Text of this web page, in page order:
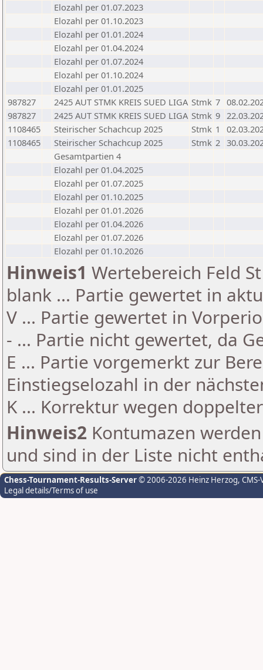
Elozahl per 01.07.2023
Elozahl per 01.10.2023
Elozahl per 01.01.2024
Elozahl per 01.04.2024
Elozahl per 01.07.2024
Elozahl per 01.10.2024
Elozahl per 01.01.2025
987827
2425 AUT STMK KREIS SUED LIGA Stmk 7
987827
2425 AUT STMK KREIS SUED LIGA Stmk 9
1108465
Steirischer Schachcup 2025 Stmk 1
1108465
Steirischer Schachcup 2025 Stmk 2
Gesamtpartien 4
Elozahl per 01.04.2025
Elozahl per 01.07.2025
Elozahl per 01.10.2025
Elozahl per 01.01.2026
Elozahl per 01.04.2026
Elozahl per 01.07.2026
Elozahl per 01.10.2026
Hinweis1 Wertebereich Feld
blank ... Partie gewertet in
V ... Partie gewertet in
- ... Partie nicht gewertet, da
E ... Partie vorgemerkt zur
Einstiegselozahl in der
K ... Korrektur wegen
Hinweis2 Kontumazen
und sind in der Liste nicht
Chess-Tournament-Results-Server© 2006-2026 Heinz Herzog,
Legal details/Terms of use